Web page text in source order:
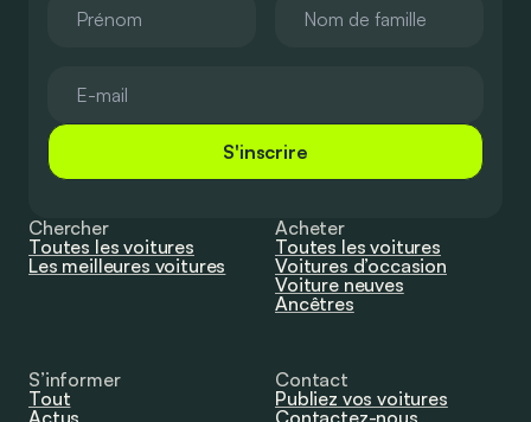
S'inscrire
Chercher
Toutes les voitures
Les meilleures voitures
Acheter
Toutes les voitures
Voitures d’occasion
Voiture neuves
Ancêtres
S’informer
Tout
Actus
Contact
Publiez vos voitures
Contactez-nous